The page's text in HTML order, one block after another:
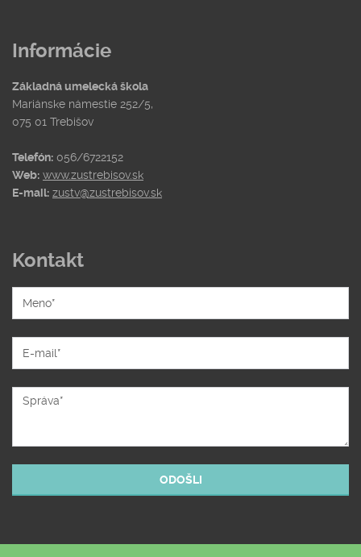
Informácie
Základná umelecká škola
Mariánske námestie 252/5,
075 01 Trebišov
Telefón: 056/6722152
Web: www.zustrebisov.sk
E-mail: zustv@zustrebisov.sk
Kontakt